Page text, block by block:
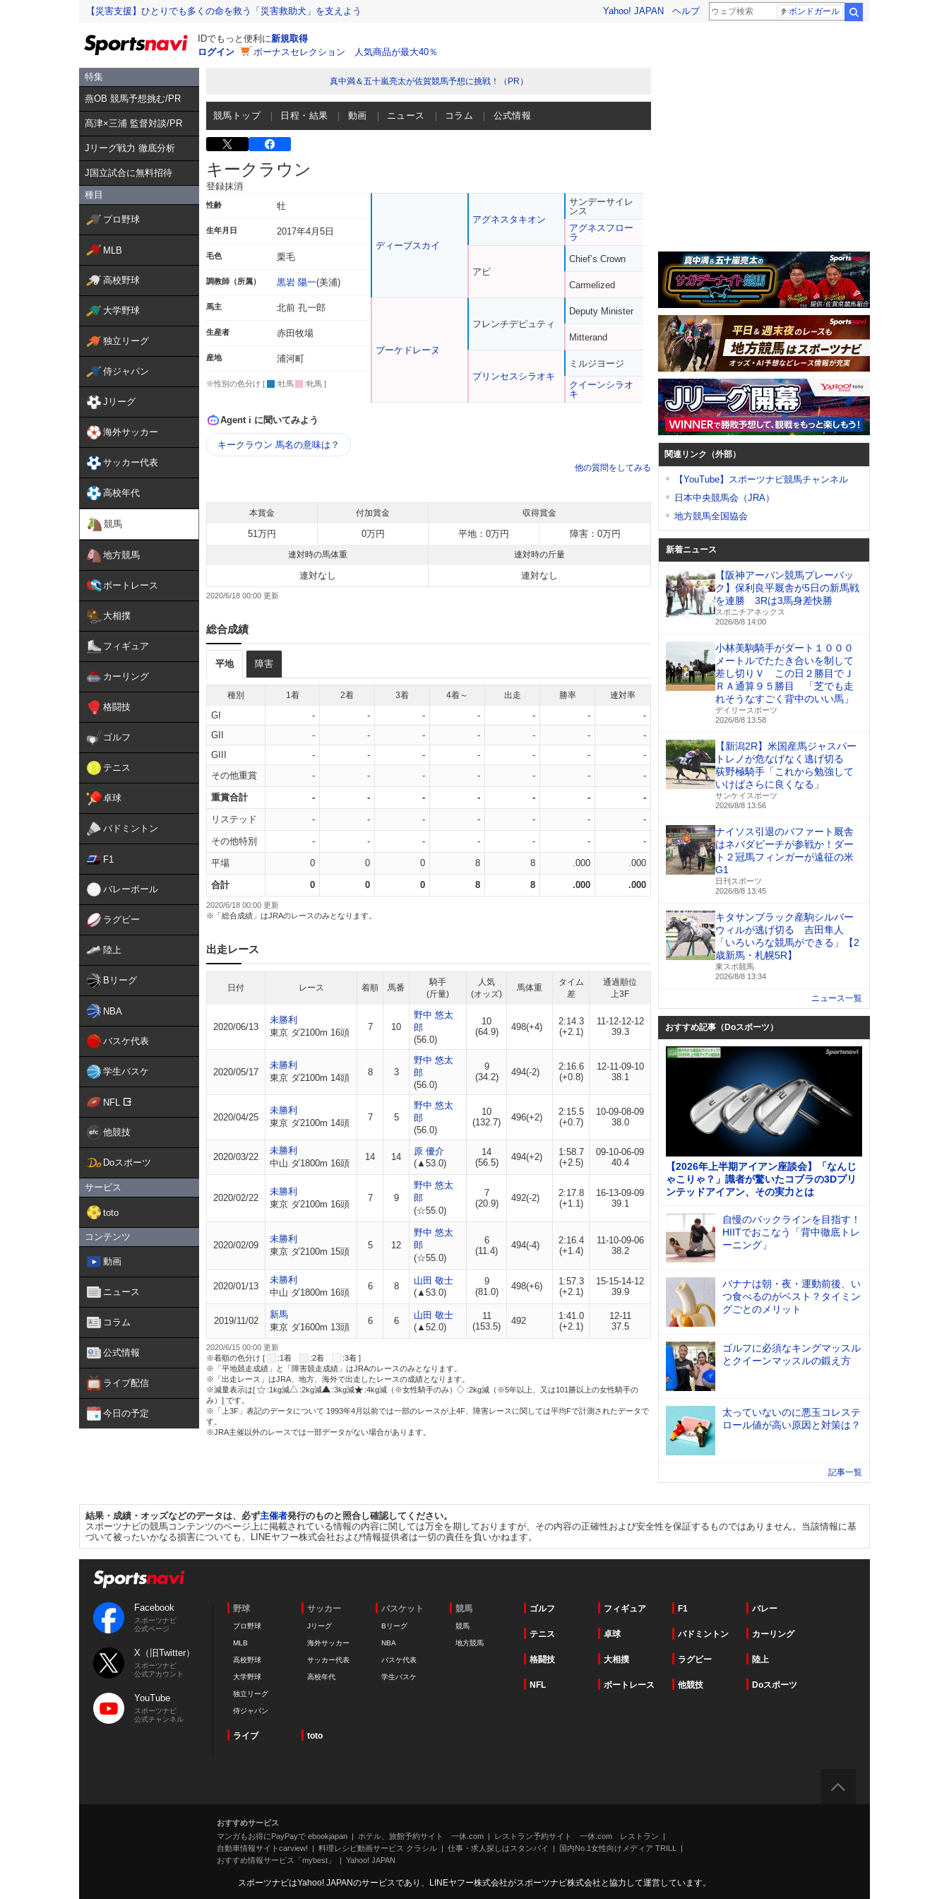
【災害支援】ひとりでも多くの命を救う「災害救助犬」を支えよう Yahoo! JAPAN ヘルプ ボンドガール
IDでもっと便利に新規取得
ログイン
ボーナスセレクション 人気商品が最大40％
特集
燕OB 競馬予想挑む/PR
髙津×三浦 監督対談/PR
Jリーグ戦力 徹底分析
J国立試合に無料招待
種目
プロ野球
MLB
高校野球
大学野球
独立リーグ
侍ジャパン
Jリーグ
海外サッカー
サッカー代表
高校年代
競馬
地方競馬
ボートレース
大相撲
フィギュア
カーリング
格闘技
ゴルフ
テニス
卓球
バドミントン
F1
バレーボール
ラグビー
陸上
Bリーグ
NBA
バスケ代表
学生バスケ
NFL
他競技
Doスポーツ
サービス
toto
コンテンツ
動画
ニュース
コラム
公式情報
ライブ配信
今日の予定
真中満＆五十嵐亮太が佐賀競馬予想に挑戦！（PR）
競馬トップ 日程・結果 動画 ニュース コラム 公式情報
キークラウン
登録抹消
性齢 牡
生年月日 2017年4月5日
毛色 栗毛
調教師（所属） 黒岩 陽一(美浦)
馬主 北前 孔一郎
生産者 赤田牧場
産地 浦河町
※性別の色分け [ :牡馬 :牝馬 ]
ディープスカイ
ブーケドレーヌ
アグネスタキオン
アビ
フレンチデピュティ
プリンセスシラオキ
サンデーサイレ
ンス
アグネスフロー
ラ
Chief’s Crown
Carmelized
Deputy Minister
Mitterand
ミルジヨージ
クイーンシラオ
キ
Agent i に聞いてみよう
キークラウン 馬名の意味は？
他の質問をしてみる
本賞金 付加賞金 収得賞金
51万円 0万円 平地：0万円 障害：0万円
連対時の馬体重 連対時の斤量
連対なし 連対なし
2020/6/18 00:00
総合成績
平地 障害
種別 1着 2着 3着 4着～ 出走 勝率 連対率
GI - - - - - -
-
GII
- - - - - -
-
GIII
- - - - - -
-
その他重賞
- - - - - - -
重賞合計 - - - - - - -
リステッド - - - - - - -
その他特別 - - - - - - -
平場 0 0 0 8 8 .000 .000
合計 0 0 0 8 8 .000 .000
2020/6/18 00:00 更新
※「総合成績」はJRAのレースのみとなります。
出走レース
日付 レース 着順 馬番
騎手
(斤量)
人気
(オッズ)
馬体重
タイム
差
通過順位
上3F
2020/06/13
未勝利
東京 ダ2100m 16頭
7 10
野中 悠太
郎
(56.0)
10
(64.9)
498(+4)
2:14.3
(+2.1)
11-12-12-12
39.3
2020/05/17
未勝利
東京 ダ2100m 14頭
8 3
野中 悠太
郎
(56.0)
9
(34.2)
494(-2)
2:16.6
(+0.8)
12-11-09-10
38.1
2020/04/25
未勝利
東京 ダ2100m 14頭
7 5
野中 悠太
郎
(56.0)
10
(132.7)
496(+2)
2:15.5
(+0.7)
10-09-08-09
38.0
2020/03/22
未勝利
中山 ダ1800m 16頭
14 14
原 優介
(▲53.0)
14
(56.5)
494(+2)
1:58.7
(+2.5)
09-10-06-09
40.4
2020/02/22
未勝利
東京 ダ2100m 16頭
7 9
野中 悠太
郎
(☆55.0)
7
(20.9)
492(-2)
2:17.8
(+1.1)
16-13-09-09
39.1
2020/02/09
未勝利
東京 ダ2100m 15頭
5 12
野中 悠太
郎
(☆55.0)
6
(11.4)
494(-4)
2:16.4
(+1.4)
11-10-09-06
38.2
2020/01/13
未勝利
中山 ダ1800m 16頭
6 8
山田 敬士
(▲53.0)
9
(81.0)
498(+6)
1:57.3
(+2.1)
15-15-14-12
39.9
2019/11/02
新馬
東京 ダ1600m 13頭
6 6
山田 敬士
(▲52.0)
11
(153.5)
492
1:41.0
(+2.1)
12-11
37.5
2020/6/15 00:00 更新
※着順の色分け [
:1着 :2着
:3着 ]
※「平地競走成績」と「障害競走成績」はJRAのレースのみとなります。
※「出走レース」はJRA、地方、海外で出走したレースの成績となります。
※減量表示は[
:1kg減 :2kg減 :3kg減 :4kg減（※女性騎手のみ）
:2kg減（※5年以上、又は101勝以上の女性騎手の
み）] です。
※「上3F」表記のデータについて 1993年4月以前では一部のレースが上4F、障害レースに関しては平均Fで計測されたデータで
す。
※JRA主催以外のレースでは一部データがない場合があります。
関連リンク（外部）
【YouTube】スポーツナビ競馬チャンネル
日本中央競馬会（JRA）
地方競馬全国協会
新着ニュース
【阪神アーバン競馬プレーバッ
ク】保利良平厩舎が5日の新馬戦
を連勝 3Rは3馬身差快勝
スポニチアネックス
2026/8/8 14:00
小林美駒騎手がダート１０００
メートルでたたき合いを制して
差し切りＶ この日２勝目でＪ
ＲＡ通算９５勝目 「芝でも走
れそうなすごく背中のいい馬」
デイリースポーツ
2026/8/8 13:58
【新潟2R】米国産馬ジャスパー
トレノが危なげなく逃げ切る
荻野極騎手「これから勉強して
いけばさらに良くなる」
サンケイスポーツ
2026/8/8 13:56
ナイソス引退のバファート厩舎
はネバダビーチが参戦か！ダー
ト２冠馬フィンガーが遠征の米
G1
日刊スポーツ
2026/8/8 13:45
キタサンブラック産駒シルバー
ウィルが逃げ切る 吉田隼人
「いろいろな競馬ができる」【2
歳新馬・札幌5R】
東スポ競馬
2026/8/8 13:34
ニュース一覧
おすすめ記事（Doスポーツ）
【2026年上半期アイアン座談会】「なんじ
ゃこりゃ？」識者が驚いたコブラの3Dプリ
ンテッドアイアン、その実力とは
自慢のバックラインを目指す！
HIITでおこなう「背中徹底トレ
ーニング」
バナナは朝・夜・運動前後、い
つ食べるのがベスト？タイミン
グごとのメリット
ゴルフに必須なキングマッスル
とクイーンマッスルの鍛え方
太っていないのに悪玉コレステ
ロール値が高い原因と対策は？
記事一覧
結果・成績・オッズなどのデータは、必ず主催者発行のものと照合し確認してください。
スポーツナビの競馬コンテンツのページ上に掲載されている情報の内容に関しては万全を期しておりますが、その内容の正確性および安全性を保証するものではありません。当該情報に基
づいて被ったいかなる損害についても、LINEヤフー株式会社および情報提供者は一切の責任を負いかねます。
Facebook
スポーツナビ
公式ページ
X（旧Twitter）
スポーツナビ
公式アカウント
YouTube
スポーツナビ
公式チャンネル
野球
プロ野球
MLB
高校野球
大学野球
独立リーグ
侍ジャパン
サッカー
Jリーグ
海外サッカー
サッカー代表
高校年代
バスケット
Bリーグ
NBA
バスケ代表
学生バスケ
競馬
競馬
地方競馬
ゴルフ フィギュア F1 バレー
テニス 卓球 バドミントン カーリング
格闘技 大相撲 ラグビー 陸上
NFL ボートレース 他競技 Doスポーツ
ライブ toto
おすすめサービス
マンガもお得にPayPayで ebookjapan
ホテル、旅館予約サイト 一休.com
レストラン予約サイト 一休.com レストラン
自動車情報サイトcarview!
料理レシピ動画サービス クラシル 仕事・求人探しはスタンバイ
国内No.1女性向けメディア TRILL
おすすめ情報サービス「mybest」
Yahoo! JAPAN
スポーツナビはYahoo! JAPANのサービスであり、LINEヤフー株式会社がスポーツナビ株式会社と協力して運営しています。